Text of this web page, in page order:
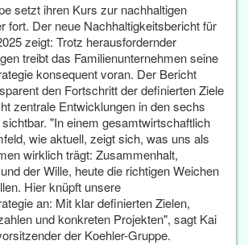
setzt ihren Kurs zur nachhaltigen
fort. Der neue Nachhaltigkeitsbericht für
zeigt: Trotz herausfordernder
treibt das Familienunternehmen seine
konsequent voran. Der Bericht
den Fortschritt der definierten Ziele
zentrale Entwicklungen in den sechs
"In einem gesamtwirtschaftlich
wie aktuell, zeigt sich, was uns als
wirklich trägt: Zusammenhalt,
der Wille, heute die richtigen Weichen
Hier knüpft unsere
an: Mit klar definierten Zielen,
und konkreten Projekten", sagt Kai
der Koehler-Gruppe.